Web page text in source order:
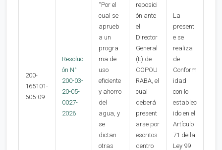
200-
165101-
605-09
Resoluci
ón N°
200-03-
20-05-
0027-
2026
“Por el
cual se
aprueb
a un
progra
ma de
uso
eficiente
y ahorro
del
agua, y
se
dictan
otras
reposici
ón ante
el
Director
General
(E) de
COPOU
RABA, el
cual
deberá
present
arse por
escritos
dentro
La
present
e se
realiza
de
Conform
idad
con lo
establec
ido en el
Artículo
71 de la
Ley 99